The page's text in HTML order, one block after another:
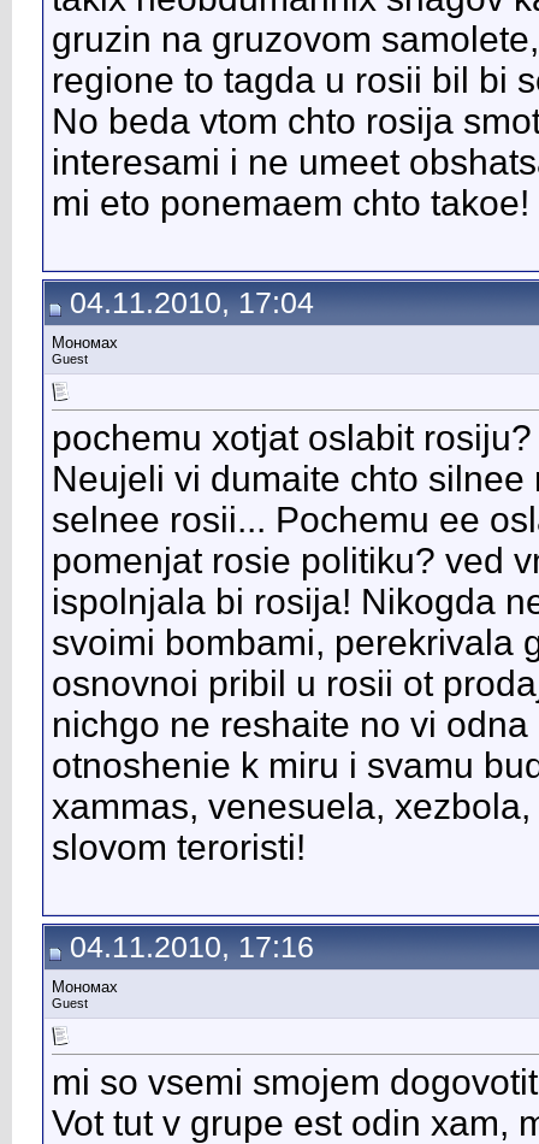
gruzin na gruzovom
regione to tagda u rosii bil bi
No beda vtom chto rosija
interesami i ne umeet
mi eto ponemaem chto takoe!
04.11.2010, 17:04
Мономах
Guest
pochemu xotjat oslabit
Neujeli vi dumaite chto
selnee rosii... Pochemu ee
pomenjat rosie politiku? ved
ispolnjala bi rosija! Nikogda
svoimi bombami, perekrivala
osnovnoi pribil u rosii ot
nichgo ne reshaite no vi
otnoshenie k miru i svamu
xammas, venesuela,
slovom teroristi!
04.11.2010, 17:16
Мономах
Guest
mi so vsemi smojem
Vot tut v grupe est odin xam,